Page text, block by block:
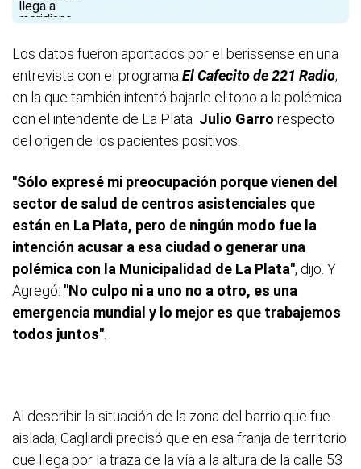
Los datos fueron aportados por el berissense en una
entrevista con el programa El Cafecito de 221 Radio,
en la que también intentó bajarle el tono a la polémica
con el intendente de La Plata Julio Garro respecto
del origen de los pacientes positivos.
"Sólo expresé mi preocupación porque vienen del
sector de salud de centros asistenciales que
están en La Plata, pero de ningún modo fue la
intención acusar a esa ciudad o generar una
polémica con la Municipalidad de La Plata", dijo. Y
Agregó: "No culpo ni a uno no a otro, es una
emergencia mundial y lo mejor es que trabajemos
todos juntos"
Al describir la situación de la zona del barrio que fue
aislada, Cagliardi precisó que en esa franja de territorio
que llega por la traza de la vía a la altura de la calle 53